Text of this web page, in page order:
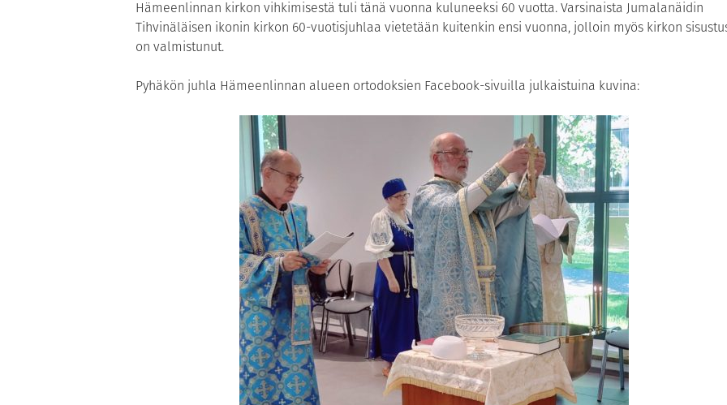
Hämeenlinnan kirkon vihkimisestä tuli tänä vuonna kuluneeksi 60 vuotta. Varsinaista Jumalanäidin
Tihvinäläisen ikonin kirkon 60-vuotisjuhlaa vietetään kuitenkin ensi vuonna, jolloin myös kirkon
on valmistunut.
Pyhäkön juhla Hämeenlinnan alueen ortodoksien Facebook-sivuilla julkaistuina kuvina: